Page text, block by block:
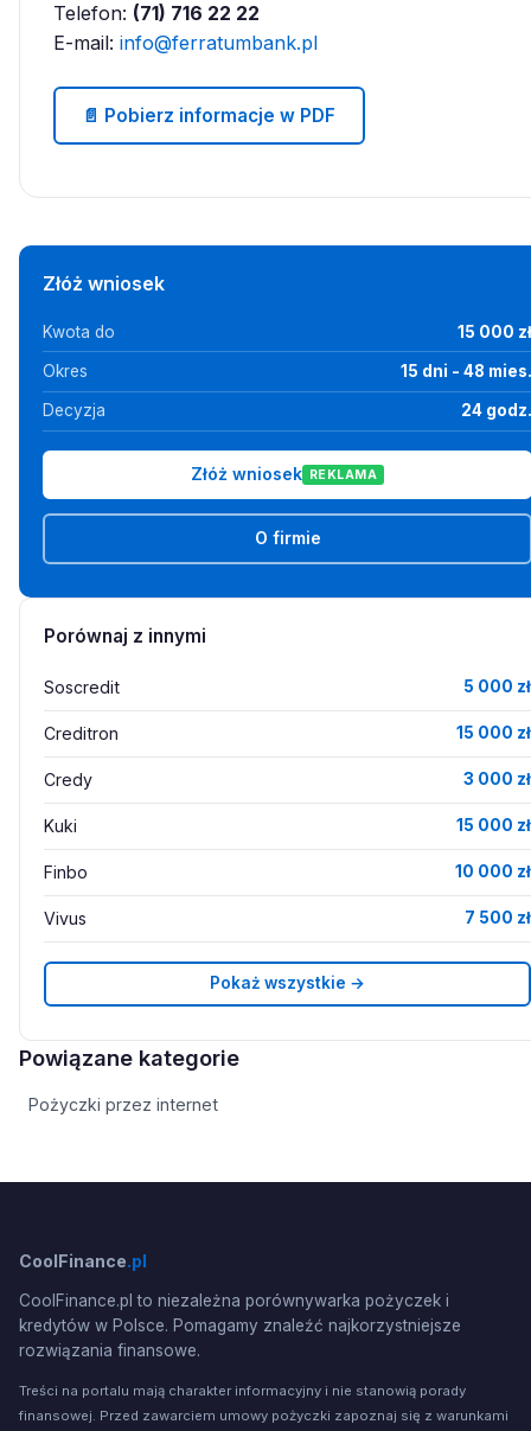
Telefon: (71) 716 22 22
E-mail: info@ferratumbank.pl
📄 Pobierz informacje w PDF
Złóż wniosek
Kwota do 15 000 zł
Okres 15 dni - 48 mies.
Decyzja 24 godz.
Złóż wniosek REKLAMA
O firmie
Porównaj z innymi
Soscredit 5 000 zł
Creditron 15 000 zł
Credy 3 000 zł
Kuki 15 000 zł
Finbo 10 000 zł
Vivus 7 500 zł
Pokaż wszystkie →
Powiązane kategorie
Pożyczki przez internet
CoolFinance.pl
CoolFinance.pl to niezależna porównywarka pożyczek i
kredytów w Polsce. Pomagamy znaleźć najkorzystniejsze
rozwiązania finansowe.
Treści na portalu mają charakter informacyjny i nie stanowią porady
finansowej. Przed zawarciem umowy pożyczki zapoznaj się z warunkami